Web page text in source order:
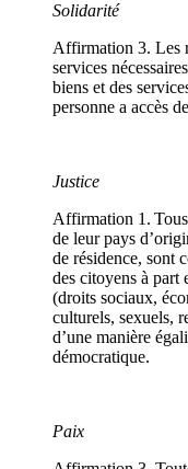
Solidarité
Affirmation 3. Les
services
biens et des
personne a accès
Justice
Affirmation 1.
de leur pays
de résidence, sont
des citoyens à part
(droits sociaux,
culturels, sexuels,
d’une manière
démocratique.
Paix